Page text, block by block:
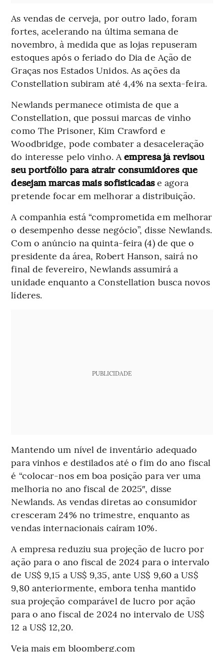
As vendas de cerveja, por outro lado, foram
fortes, acelerando na última semana de
novembro, à medida que as lojas repuseram
estoques após o feriado do Dia de Ação de
Graças nos Estados Unidos. As ações da
Constellation subiram até 4,4% na sexta-feira.
Newlands permanece otimista de que a
Constellation, que possui marcas de vinho
como The Prisoner, Kim Crawford e
Woodbridge, pode combater a desaceleração
do interesse pelo vinho. Aempresa já revisou
seu portfólio para atrair consumidores que
desejam marcas mais sofisticadase agora
pretende focar em melhorar a distribuição.
A companhia está “comprometida em melhorar
o desempenho desse negócio”, disse Newlands.
Com o anúncio na quinta-feira (4) de que o
presidente da área, Robert Hanson, sairá no
final de fevereiro, Newlands assumirá a
unidade enquanto a Constellation busca novos
líderes.
PUBLICIDADE
Mantendo um nível de inventário adequado
para vinhos e destilados até o fim do ano fiscal
é “colocar-nos em boa posição para ver uma
melhoria no ano fiscal de 2025″, disse
Newlands. As vendas diretas ao consumidor
cresceram 24% no trimestre, enquanto as
vendas internacionais caíram 10%.
A empresa reduziu sua projeção de lucro por
ação para o ano fiscal de 2024 para o intervalo
de US$ 9,15 a US$ 9,35, ante US$ 9,60 a US$
9,80 anteriormente, embora tenha mantido
sua projeção comparável de lucro por ação
para o ano fiscal de 2024 no intervalo de US$
12 a US$ 12,20.
Veja mais em bloomberg.com